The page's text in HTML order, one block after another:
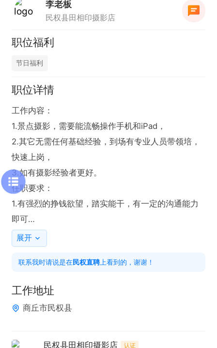
李老板
民权县田相印摄影店
职位福利
节日福利
职位详情
工作内容：
1.景点摄影，需要能流畅操作手机和iPad，
2.其它无需任何基础经验，到场有专业人员带领培，
快速上岗，
3.如有摄影经验者更好。
任职要求：
1.有强烈的挣钱欲望，踏实能干，有一定的沟通能力
即可
2.福建、山东多个4A5A级景区均可安排上岗，工作简
3.客源稳定，收入有保障，能力低的每天300元，能
上班时间：随时到岗，无在职等待期
展开
联系我时请说是在民权直聘 上看到的，谢谢！
工作地址
商丘市民权县
民权县田相印摄影店 认证